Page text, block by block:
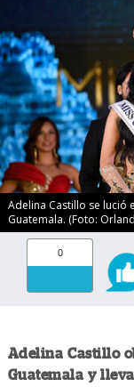
Adelina Castillo se lució
Guatemala. (Foto:
0
Adelina Castillo
Guatemala y